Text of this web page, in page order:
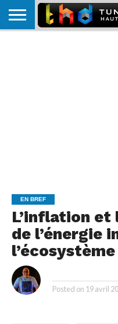
EN BREF
L’inflation et
de l’énergie
Posted on 19 avril